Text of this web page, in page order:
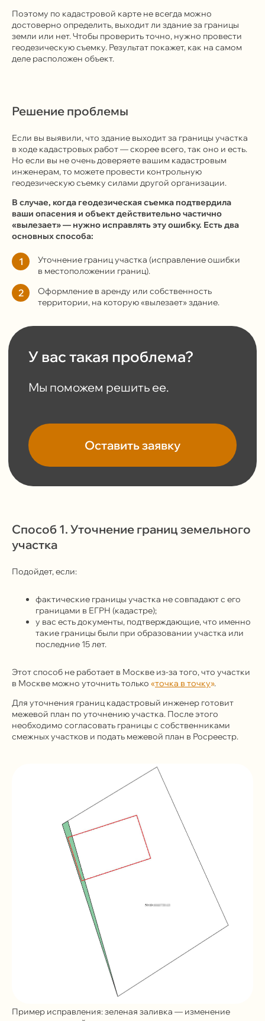
Поэтому по кадастровой карте не всегда можно
достоверно определить, выходит ли здание за границы
земли или нет. Чтобы проверить точно, нужно провести
геодезическую съемку. Результат покажет, как на самом
деле расположен объект.
Решение проблемы
Если вы выявили, что здание выходит за границы участка
в ходе кадастровых работ — скорее всего, так оно и есть.
Но если вы не очень доверяете вашим кадастровым
инженерам, то можете провести контрольную
геодезическую съемку силами другой организации.
В случае, когда геодезическая съемка подтвердила
ваши опасения и объект действительно частично
«вылезает» — нужно исправлять эту ошибку. Есть два
основных способа:
1
Уточнение границ участка (исправление ошибки
в местоположении границ).
2
Оформление в аренду или собственность
территории, на которую «вылезает» здание.
У вас такая проблема?
Мы поможем решить ее.
Способ 1. Уточнение границ земельного
участка
Подойдет, если:
фактические границы участка не совпадают с его
границами в ЕГРН (кадастре);
у вас есть документы, подтверждающие, что именно
такие границы были при образовании участка или
последние 15 лет.
Этот способ не работает в Москве из-за того, что участки
в Москве можно уточнить только «точка в точку».
Для уточнения границ кадастровый инженер готовит
межевой план по уточнению участка. После этого
необходимо согласовать границы с собственниками
смежных участков и подать межевой план в Росреестр.
Пример исправления: зеленая заливка — изменение